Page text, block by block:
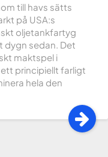
till havs sätts
på USA:s
oljetankfartyg
dygn sedan. Det
maktspel i
principiellt farligt
hela den